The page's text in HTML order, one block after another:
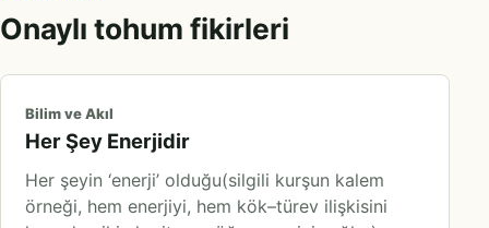
Onaylı tohum fikirleri
Bilim ve Akıl
Her Şey Enerjidir
Her şeyin ‘enerji’ olduğu(silgili kurşun kalem
örneği, hem enerjiyi, hem kök–türev ilişkisini